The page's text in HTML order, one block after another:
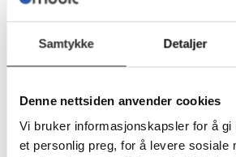
Samtykke Detaljer
Denne nettsiden anvender cookies
Vi bruker informasjonskapsler for å gi
et personlig preg, for å levere sosiale
Generelt
Støttet OS på vertsenhet iOS 26